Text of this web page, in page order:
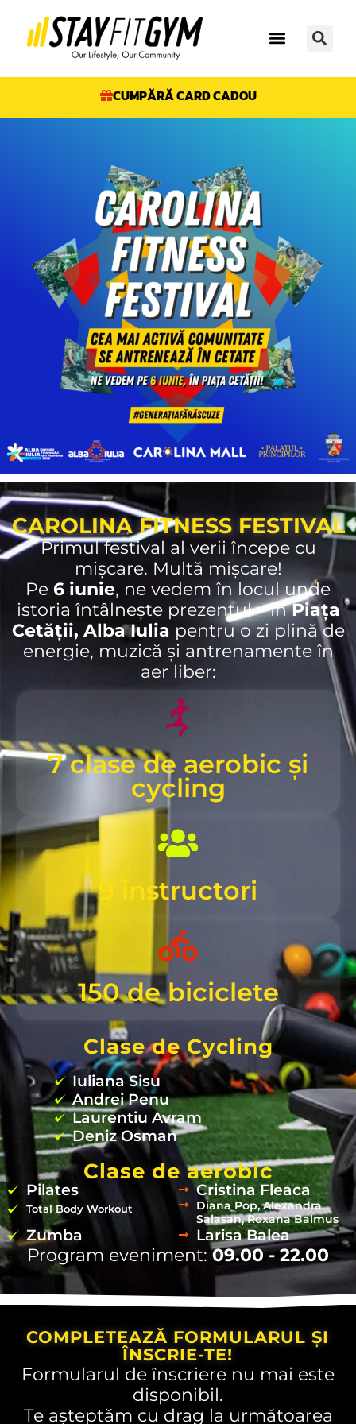
CUMPĂRĂ CARD CADOU
CAROLINA FITNESS FESTIVAL
Primul festival al verii începe cu
mișcare. Multă mișcare!
Pe 6 iunie, ne vedem în locul unde
istoria întâlnește prezentul – înPiața
Cetății, Alba Iulia pentru o zi plină de
energie, muzică și antrenamente în
aer liber:
7 clase de aerobic și
cycling
9 instructori
150 de biciclete
Clase de Cycling
Iuliana Sisu
Andrei Penu
Laurentiu Avram
Deniz Osman
Clase de aerobic
Pilates
Total Body Workout
Zumba
Cristina Fleaca
Diana Pop, Alexandra
Salasan, Roxana Balmus
Larisa Balea
Program eveniment:09.00 - 22.00
COMPLETEAZĂ FORMULARUL ȘI
ÎNSCRIE-TE!
Formularul de înscriere nu mai este
disponibil.
Te așteptăm cu drag la următoarea